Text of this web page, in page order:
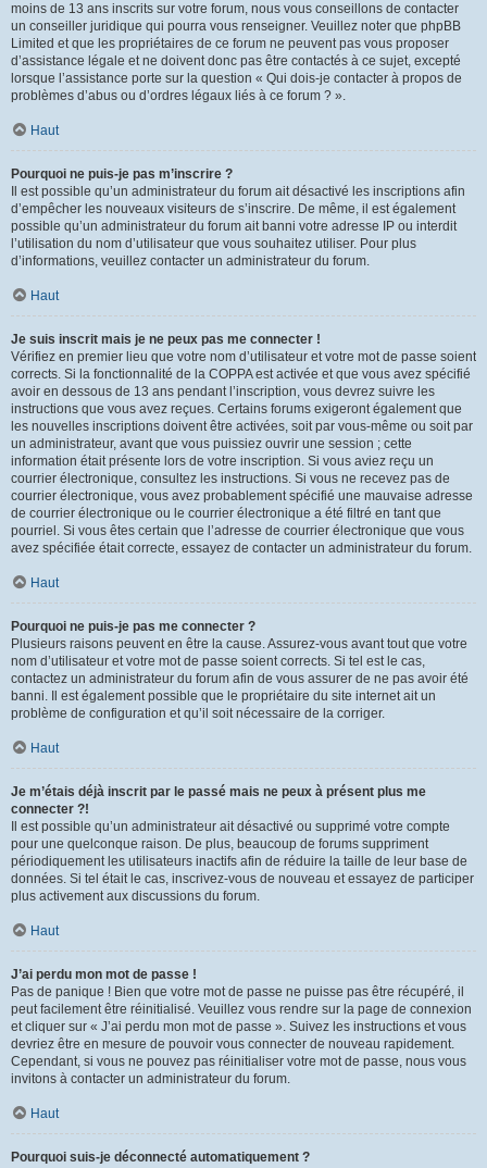
moins de 13 ans inscrits sur votre forum, nous vous conseillons de contacter
un conseiller juridique qui pourra vous renseigner. Veuillez noter que phpBB
Limited et que les propriétaires de ce forum ne peuvent pas vous proposer
d’assistance légale et ne doivent donc pas être contactés à ce sujet, excepté
lorsque l’assistance porte sur la question « Qui dois-je contacter à propos de
problèmes d’abus ou d’ordres légaux liés à ce forum ? ».
Haut
Pourquoi ne puis-je pas m’inscrire ?
Il est possible qu’un administrateur du forum ait désactivé les inscriptions afin
d’empêcher les nouveaux visiteurs de s’inscrire. De même, il est également
possible qu’un administrateur du forum ait banni votre adresse IP ou interdit
l’utilisation du nom d’utilisateur que vous souhaitez utiliser. Pour plus
d’informations, veuillez contacter un administrateur du forum.
Haut
Je suis inscrit mais je ne peux pas me connecter !
Vérifiez en premier lieu que votre nom d’utilisateur et votre mot de passe soient
corrects. Si la fonctionnalité de la COPPA est activée et que vous avez spécifié
avoir en dessous de 13 ans pendant l’inscription, vous devrez suivre les
instructions que vous avez reçues. Certains forums exigeront également que
les nouvelles inscriptions doivent être activées, soit par vous-même ou soit par
un administrateur, avant que vous puissiez ouvrir une session ; cette
information était présente lors de votre inscription. Si vous aviez reçu un
courrier électronique, consultez les instructions. Si vous ne recevez pas de
courrier électronique, vous avez probablement spécifié une mauvaise adresse
de courrier électronique ou le courrier électronique a été filtré en tant que
pourriel. Si vous êtes certain que l’adresse de courrier électronique que vous
avez spécifiée était correcte, essayez de contacter un administrateur du forum.
Haut
Pourquoi ne puis-je pas me connecter ?
Plusieurs raisons peuvent en être la cause. Assurez-vous avant tout que votre
nom d’utilisateur et votre mot de passe soient corrects. Si tel est le cas,
contactez un administrateur du forum afin de vous assurer de ne pas avoir été
banni. Il est également possible que le propriétaire du site internet ait un
problème de configuration et qu’il soit nécessaire de la corriger.
Haut
Je m’étais déjà inscrit par le passé mais ne peux à présent plus me
connecter ?!
Il est possible qu’un administrateur ait désactivé ou supprimé votre compte
pour une quelconque raison. De plus, beaucoup de forums suppriment
périodiquement les utilisateurs inactifs afin de réduire la taille de leur base de
données. Si tel était le cas, inscrivez-vous de nouveau et essayez de participer
plus activement aux discussions du forum.
Haut
J’ai perdu mon mot de passe !
Pas de panique ! Bien que votre mot de passe ne puisse pas être récupéré, il
peut facilement être réinitialisé. Veuillez vous rendre sur la page de connexion
et cliquer sur « J’ai perdu mon mot de passe ». Suivez les instructions et vous
devriez être en mesure de pouvoir vous connecter de nouveau rapidement.
Cependant, si vous ne pouvez pas réinitialiser votre mot de passe, nous vous
invitons à contacter un administrateur du forum.
Haut
Pourquoi suis-je déconnecté automatiquement ?